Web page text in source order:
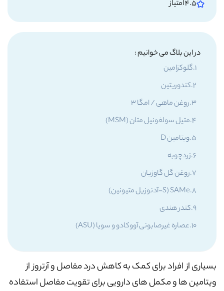
4.5 امتیاز
در این بلاگ می خوانیم :
گلوکزامین
کندوریتین
روغن ماهی / امگا 3
متیل سولفونیل متان (MSM)
ویتامین D
زردچوبه
روغن گل گاوزبان
SAMe (S-آدنوزیل متیونین)
کندر هندی
عصاره غیرصابونی آووکادو و سویا (ASU)
بسیاری از افراد برای کمک به کاهش درد مفاصل و آرتروز از
ویتامین ها و مکمل های دارویی برای تقویت مفاصل استفاده